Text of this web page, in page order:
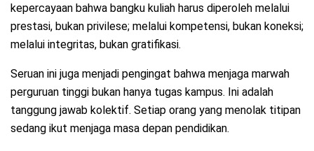
kepercayaan bahwa bangku kuliah harus diperoleh melalui
prestasi, bukan privilese; melalui kompetensi, bukan koneksi;
melalui integritas, bukan gratifikasi.
Seruan ini juga menjadi pengingat bahwa menjaga marwah
perguruan tinggi bukan hanya tugas kampus. Ini adalah
tanggung jawab kolektif. Setiap orang yang menolak titipan
sedang ikut menjaga masa depan pendidikan.